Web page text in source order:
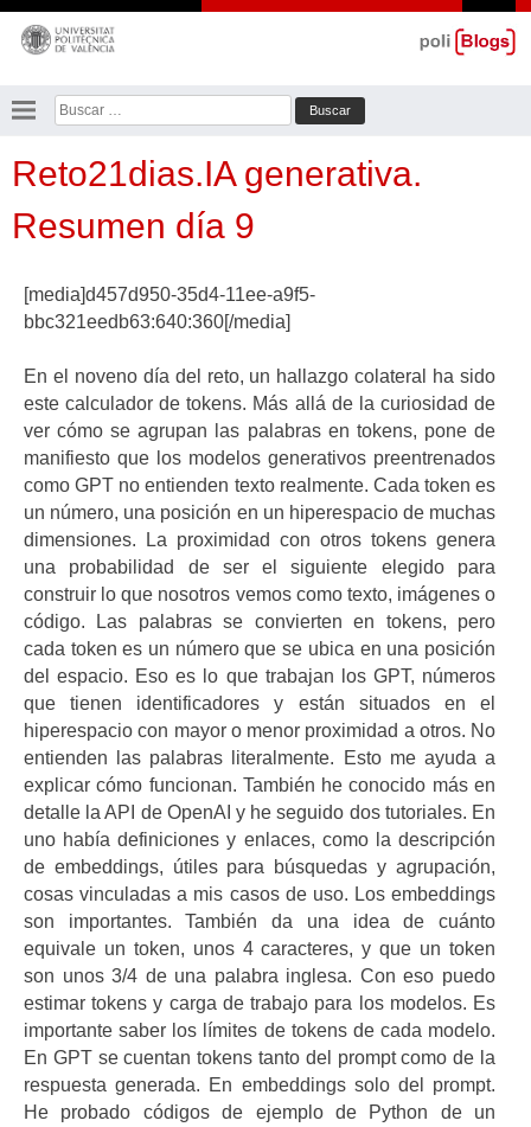
Saltar
contenido
Buscar:
Reto21dias.IA generativa.
Resumen día 9
[media]d457d950-35d4-11ee-a9f5-
bbc321eedb63:640:360[/media]
En el noveno día del reto, un hallazgo colateral ha sido
este calculador de tokens. Más allá de la curiosidad de
ver cómo se agrupan las palabras en tokens, pone de
manifiesto que los modelos generativos preentrenados
como GPT no entienden texto realmente. Cada token es
un número, una posición en un hiperespacio de muchas
dimensiones. La proximidad con otros tokens genera
una probabilidad de ser el siguiente elegido para
construir lo que nosotros vemos como texto, imágenes o
código. Las palabras se convierten en tokens, pero
cada token es un número que se ubica en una posición
del espacio. Eso es lo que trabajan los GPT, números
que tienen identificadores y están situados en el
hiperespacio con mayor o menor proximidad a otros. No
entienden las palabras literalmente. Esto me ayuda a
explicar cómo funcionan. También he conocido más en
detalle la API de OpenAI y he seguido dos tutoriales. En
uno había definiciones y enlaces, como la descripción
de embeddings, útiles para búsquedas y agrupación,
cosas vinculadas a mis casos de uso. Los embeddings
son importantes. También da una idea de cuánto
equivale un token, unos 4 caracteres, y que un token
son unos 3/4 de una palabra inglesa. Con eso puedo
estimar tokens y carga de trabajo para los modelos. Es
importante saber los límites de tokens de cada modelo.
En GPT se cuentan tokens tanto del prompt como de la
respuesta generada. En embeddings solo del prompt.
He probado códigos de ejemplo de Python de un